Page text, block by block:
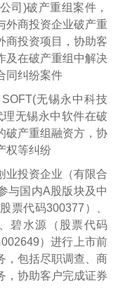
司)破产重组案件，
外商投资企业破产重
商投资项目，协助客
及在破产重组中解决
同纠纷案件
无锡永中科技
无锡永中软件在破
破产重组融资方，协
权等纠纷
业投资企业（有限合
与国内A股版块及中
票代码300377）、
碧水源（股票代码
）进行上市前
，包括尽职调查、商
，协助客户完成证券